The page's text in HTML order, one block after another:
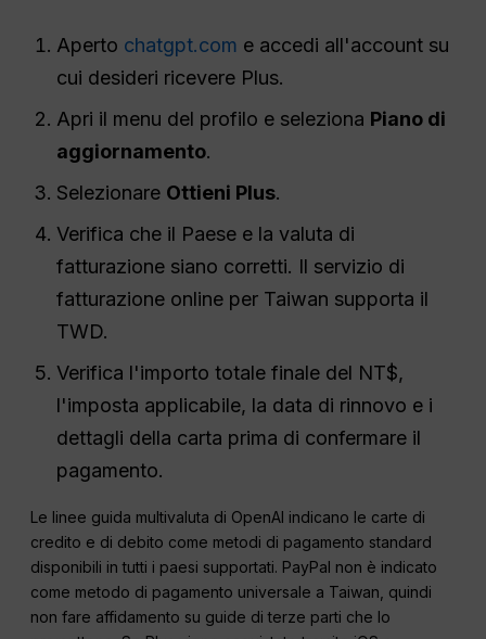
Aperto chatgpt.com e accedi all'account su
cui desideri ricevere Plus.
Apri il menu del profilo e seleziona Piano di
aggiornamento.
Selezionare Ottieni Plus.
Verifica che il Paese e la valuta di
fatturazione siano corretti. Il servizio di
fatturazione online per Taiwan supporta il
TWD.
Verifica l'importo totale finale del NT$,
l'imposta applicabile, la data di rinnovo e i
dettagli della carta prima di confermare il
pagamento.
Le linee guida multivaluta di OpenAI indicano le carte di
credito e di debito come metodi di pagamento standard
disponibili in tutti i paesi supportati. PayPal non è indicato
come metodo di pagamento universale a Taiwan, quindi
non fare affidamento su guide di terze parti che lo